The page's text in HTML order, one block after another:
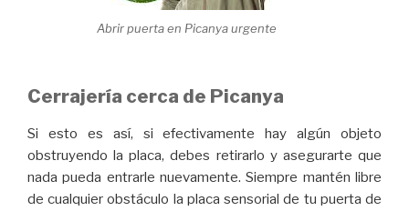
Abrir puerta en Picanya urgente
Cerrajería cerca de Picanya
Si esto es así, si efectivamente hay algún objeto
obstruyendo la placa, debes retirarlo y asegurarte que
nada pueda entrarle nuevamente. Siempre mantén libre
de cualquier obstáculo la placa sensorial de tu puerta de